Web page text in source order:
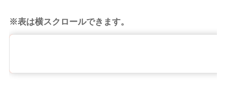
※表は横スクロールできます。